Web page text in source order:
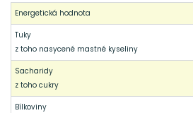
Energetická hodnota
Tuky
z toho nasycené mastné kyseliny
Sacharidy
z toho cukry
Bílkoviny